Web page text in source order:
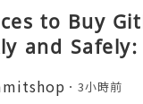
to Buy
and
3小時前